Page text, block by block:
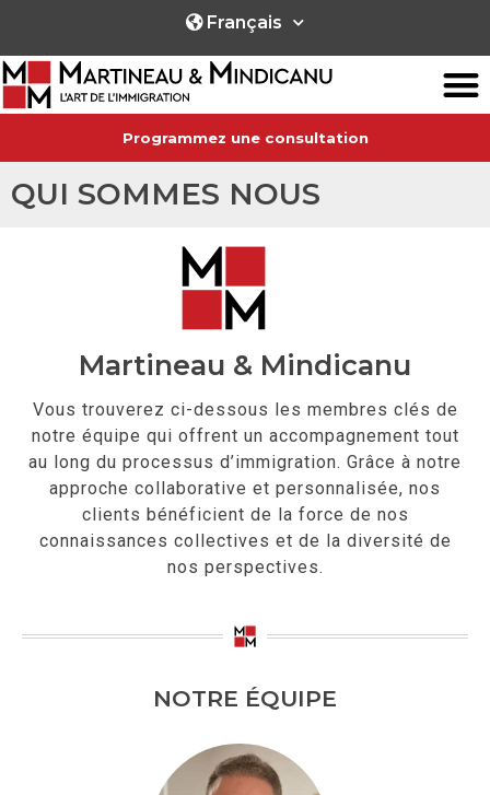
Français
Programmez une consultation
QUI SOMMES NOUS
Martineau & Mindicanu
Vous trouverez ci-dessous les membres clés de
notre équipe qui offrent un accompagnement tout
au long du processus d’immigration. Grâce à notre
approche collaborative et personnalisée, nos
clients bénéficient de la force de nos
connaissances collectives et de la diversité de
nos perspectives.
NOTRE ÉQUIPE